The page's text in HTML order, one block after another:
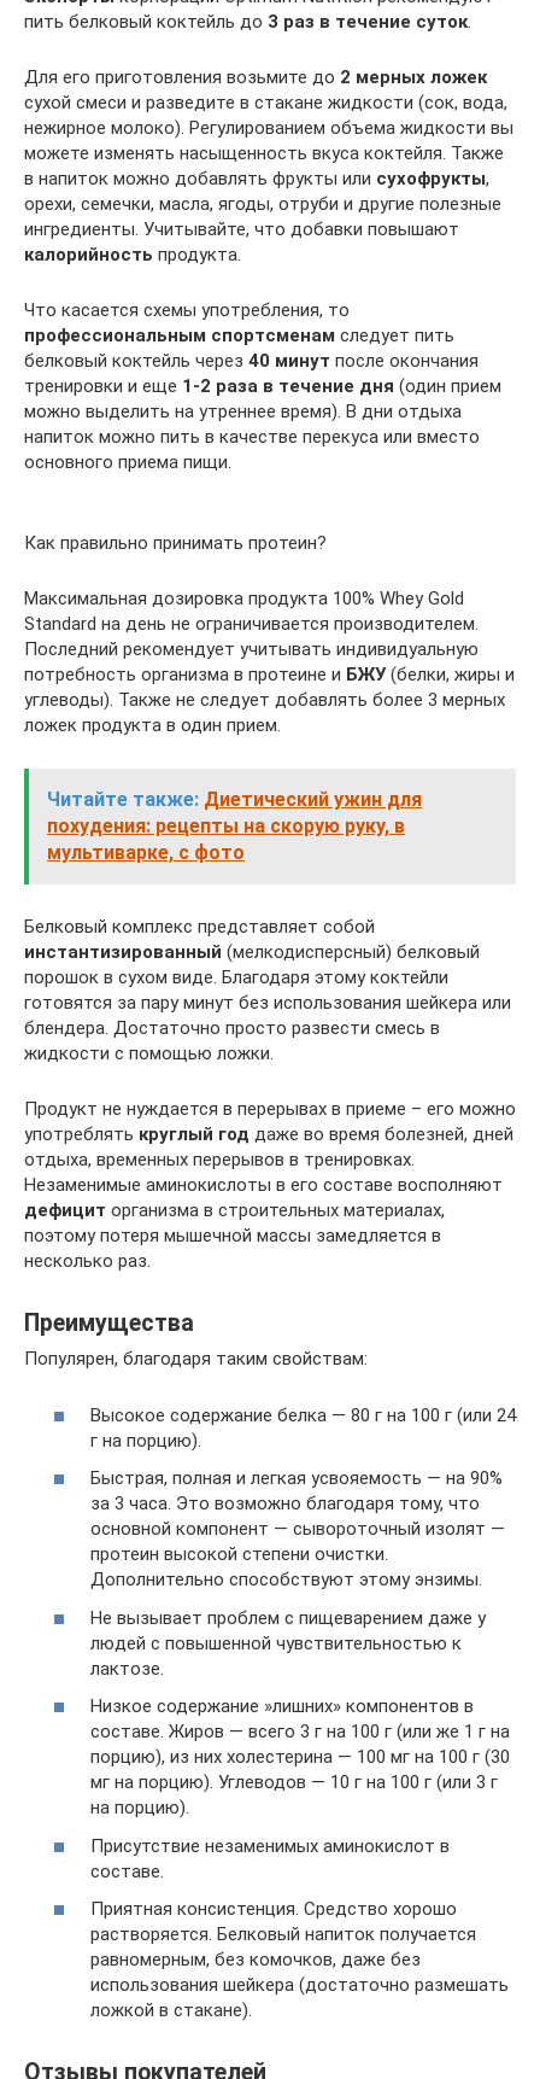
пить белковый коктейль до 3 раз в течение суток.
Для его приготовления возьмите до 2 мерных ложек
сухой смеси и разведите в стакане жидкости (сок, вода,
нежирное молоко). Регулированием объема жидкости вы
можете изменять насыщенность вкуса коктейля. Также
в напиток можно добавлять фрукты или сухофрукты,
орехи, семечки, масла, ягоды, отруби и другие полезные
ингредиенты. Учитывайте, что добавки повышают
калорийность продукта.
Что касается схемы употребления, то
профессиональным спортсменам следует пить
белковый коктейль через 40 минут после окончания
тренировки и еще 1-2 раза в течение дня (один прием
можно выделить на утреннее время). В дни отдыха
напиток можно пить в качестве перекуса или вместо
основного приема пищи.
Как правильно принимать протеин?
Максимальная дозировка продукта 100% Whey Gold
Standard на день не ограничивается производителем.
Последний рекомендует учитывать индивидуальную
потребность организма в протеине и БЖУ(белки, жиры и
углеводы). Также не следует добавлять более 3 мерных
ложек продукта в один прием.
Читайте также: Диетический ужин для
похудения: рецепты на скорую руку, в
мультиварке, с фото
Белковый комплекс представляет собой
инстантизированный (мелкодисперсный) белковый
порошок в сухом виде. Благодаря этому коктейли
готовятся за пару минут без использования шейкера или
блендера. Достаточно просто развести смесь в
жидкости с помощью ложки.
Продукт не нуждается в перерывах в приеме – его можно
употреблять круглый год даже во время болезней, дней
отдыха, временных перерывов в тренировках.
Незаменимые аминокислоты в его составе восполняют
дефицит организма в строительных материалах,
поэтому потеря мышечной массы замедляется в
несколько раз.
Преимущества
Популярен, благодаря таким свойствам:
Высокое содержание белка — 80 г на 100 г (или 24
г на порцию).
Быстрая, полная и легкая усвояемость — на 90%
за 3 часа. Это возможно благодаря тому, что
основной компонент — сывороточный изолят —
протеин высокой степени очистки.
Дополнительно способствуют этому энзимы.
Не вызывает проблем с пищеварением даже у
людей с повышенной чувствительностью к
лактозе.
Низкое содержание »лишних» компонентов в
составе. Жиров — всего 3 г на 100 г (или же 1 г на
порцию), из них холестерина — 100 мг на 100 г (30
мг на порцию). Углеводов — 10 г на 100 г (или 3 г
на порцию).
Присутствие незаменимых аминокислот в
составе.
Приятная консистенция. Средство хорошо
растворяется. Белковый напиток получается
равномерным, без комочков, даже без
использования шейкера (достаточно размешать
ложкой в стакане).
Отзывы покупателей